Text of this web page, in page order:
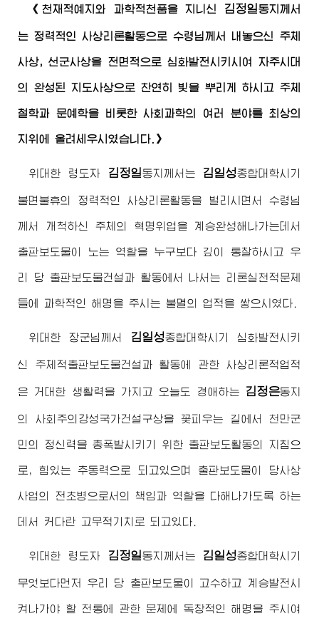
《천재적예지와 과학적천품을 지니신 김정일동지 께서
는 정력적인 사상리론활동으로 수령님 께서 내놓으신 주체
사상, 선군사상을 전면적으로 심화발전시키시여 자주시대
의 완성된 지도사상으로 찬연히 빛을 뿌리게 하시고 주체
철학과 문예학을 비롯한 사회과학의 여러 분야를 최상의
지위에 올려세우시였습니다.》
위대한 령도자 김정일동지 께서는 김일성종합대학시기
불면불휴의 정력적인 사상리론활동을 벌리시면서 수령님
께서 개척하신 주체의 혁명위업을 계승완성해나가는데서
출판보도물이 노는 역할을 누구보다 깊이 통찰하시고 우
리 당 출판보도물건설과 활동에서 나서는 리론실천적문제
들에 과학적인 해명을 주시는 불멸의 업적을 쌓으시였다.
위대한 장군님 께서 김일성종합대학시기 심화발전시키
신 주체적출판보도물건설과 활동에 관한 사상리론적업적
은 거대한 생활력을 가지고 오늘도 경애하는 김정은동지
의 사회주의강성국가건설구상을 꽃피우는 길에서 천만군
민의 정신력을 총폭발시키기 위한 출판보도활동의 지침으
로, 힘있는 추동력으로 되고있으며 출판보도물이 당사상
사업의 전초병으로서의 책임과 역할을 다해나가도록 하는
데서 커다란 고무적기치로 되고있다.
위대한 령도자 김정일동지 께서는 김일성종합대학시기
무엇보다먼저 우리 당 출판보도물이 고수하고 계승발전시
켜나가야 할 전통에 관한 문제에 독창적인 해명을 주시여